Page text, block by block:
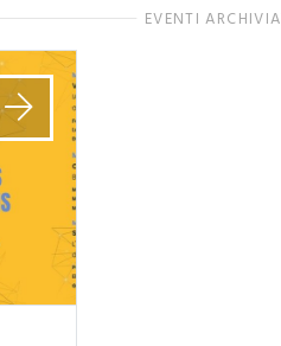
EVENTI